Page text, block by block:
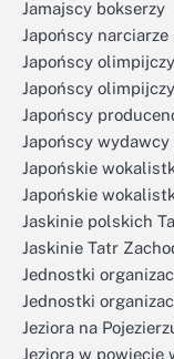
Jamajscy bokserzy
Japońscy
Japońscy
Japońscy
Japońscy
Japońscy
Japońskie
Japońskie
Jaskinie polskich
Jaskinie Tatr
Jednostki
Jednostki
Jeziora na
Jeziora w powiecie